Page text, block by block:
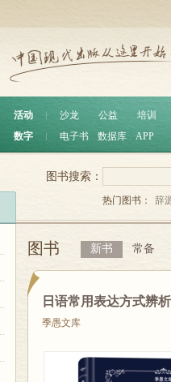
活动 沙龙 公益
培训
数字
电子书 数据库 APP
图书搜索：
热门图书： 辞
图书 新书 常备
日语常用表达方式辨
季愚文库